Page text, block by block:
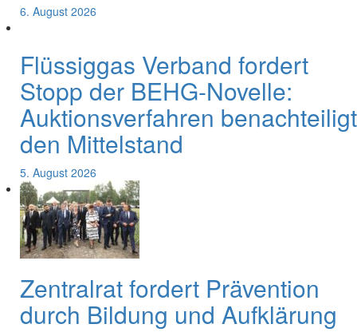
6. August 2026
Flüssiggas Verband fordert
Stopp der BEHG-Novelle:
Auktionsverfahren benachteiligt
den Mittelstand
5. August 2026
Zentralrat fordert Prävention
durch Bildung und Aufklärung